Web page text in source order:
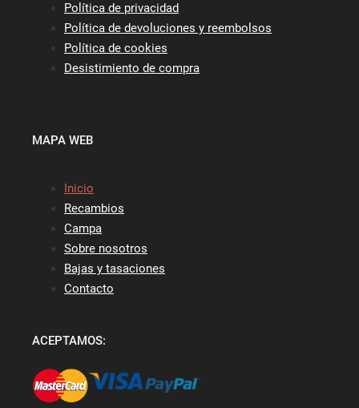
Política de privacidad
Política de devoluciones y reembolsos
Política de cookies
Desistimiento de compra
MAPA WEB
Inicio
Recambios
Campa
Sobre nosotros
Bajas y tasaciones
Contacto
ACEPTAMOS: